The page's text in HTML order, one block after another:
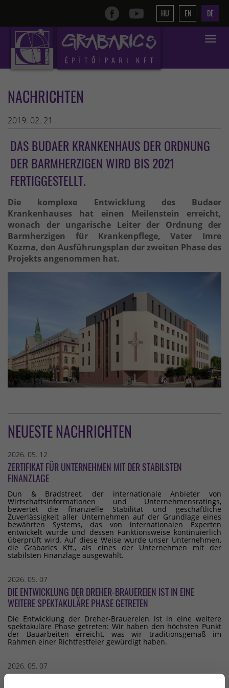
HU EN DE
Toggle
NACHRICHTEN
2019. 02. 21
DAS BUDAER KRANKENHAUS DER ORDNUNG
DER BARMHERZIGEN WIRD BIS 2021
FERTIGGESTELLT.
Die komplexe Entwicklung des Budaer
Krankenhauses hat einen Meilenstein erreicht,
wonach der ungarische Leiter der Ordnung der
Barmherzigen für Krankenpflege, Vater Imre
Kozma, den Ausführungsplan der zweiten Phase des
Projekts angenommen hat.
NEUESTE NACHRICHTEN
2026. 05. 12
ZERTIFIKAT FÜR UNTERNEHMEN MIT DER STABILSTEN
FINANZLAGE
Dun & Bradstreet, der internationale Anbieter von
Wirtschaftsinformationen und Unternehmensratings,
bewertet die finanzielle Stabilität und geschäftliche
Zuverlässigkeit aller Unternehmen auf der Grundlage eines
bewährten Systems, das von internationalen Experten
entwickelt wurde und dessen Funktionsweise kontinuierlich
überprüft wird. Auf diese Weise wurde unser Unternehmen,
die Grabarics Kft., als eines der Unternehmen mit der
stabilsten Finanzlage ausgewählt.
2026. 05. 07
DIE ENTWICKLUNG DER DREHER-BRAUEREIEN IST IN EINE
WEITERE SPEKTAKULÄRE PHASE GETRETEN
Die Entwicklung der Dreher-Brauereien ist in eine weitere
spektakuläre Phase getreten: Wir haben den höchsten Punkt
der Bauarbeiten erreicht, was wir traditionsgemäß im
Rahmen einer Richtfestfeier gewürdigt haben.
2026. 05. 07
DAS KRANKENHAUS DES BUDAER BARMHERZIGKEITSORDENS